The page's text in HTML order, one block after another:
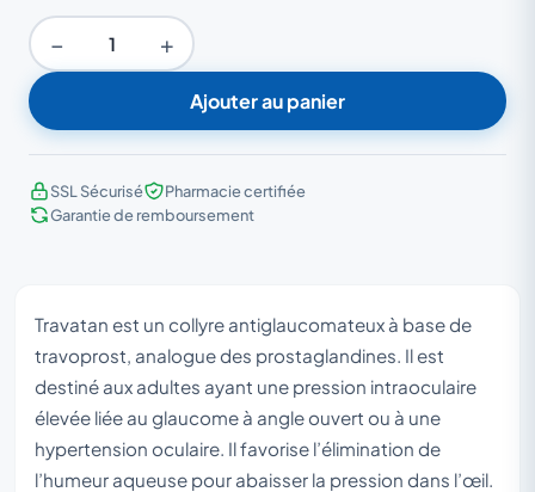
− +
Ajouter au panier
SSL Sécurisé
Pharmacie certifiée
Garantie de remboursement
Travatan est un collyre antiglaucomateux à base de
travoprost, analogue des prostaglandines. Il est
destiné aux adultes ayant une pression intraoculaire
élevée liée au glaucome à angle ouvert ou à une
hypertension oculaire. Il favorise l’élimination de
l’humeur aqueuse pour abaisser la pression dans l’œil.